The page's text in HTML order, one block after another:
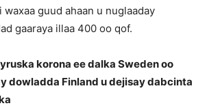
waxaa guud ahaan u nuglaaday
gaaraya illaa 400 oo qof.
korona ee dalka Sweden oo
dowladda Finland u dejisay dabcinta